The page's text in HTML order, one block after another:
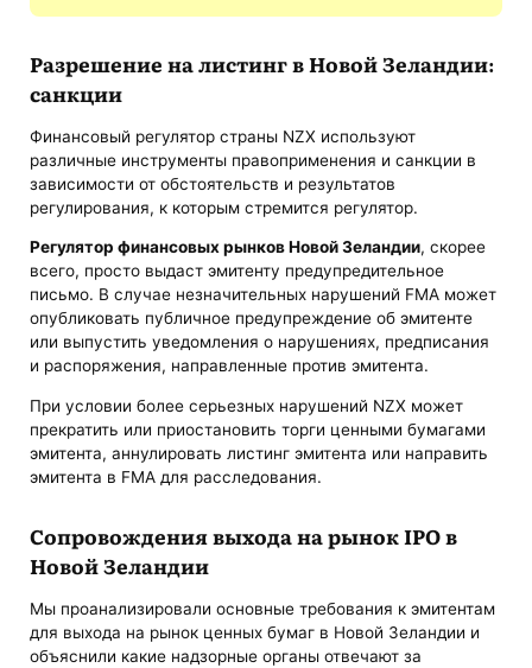
Разрешение на листинг в Новой Зеландии:
санкции
Финансовый регулятор страны NZX используют
различные инструменты правоприменения и санкции в
зависимости от обстоятельств и результатов
регулирования, к которым стремится регулятор.
Регулятор финансовых рынков Новой Зеландии, скорее
всего, просто выдаст эмитенту предупредительное
письмо. В случае незначительных нарушений FMA может
опубликовать публичное предупреждение об эмитенте
или выпустить уведомления о нарушениях, предписания
и распоряжения, направленные против эмитента.
При условии более серьезных нарушений NZX может
прекратить или приостановить торги ценными бумагами
эмитента, аннулировать листинг эмитента или направить
эмитента в FMA для расследования.
Сопровождения выхода на рынок IPO в
Новой Зеландии
Мы проанализировали основные требования к эмитентам
для выхода на рынок ценных бумаг в Новой Зеландии и
объяснили какие надзорные органы отвечают за